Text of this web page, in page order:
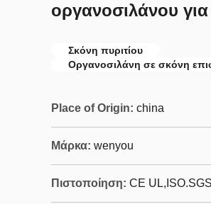
οργανοσιλάνου
Σκόνη πυριτίου
Οργανοσιλάνη σε σκόνη
Place of Origin: china
Μάρκα: wenyou
Πιστοποίηση: CE UL,ISO.SGS